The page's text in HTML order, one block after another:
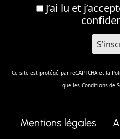
J’ai lu et
Ce site est protégé par reCAPTCHA et la
que les Conditions de
Mentions légales